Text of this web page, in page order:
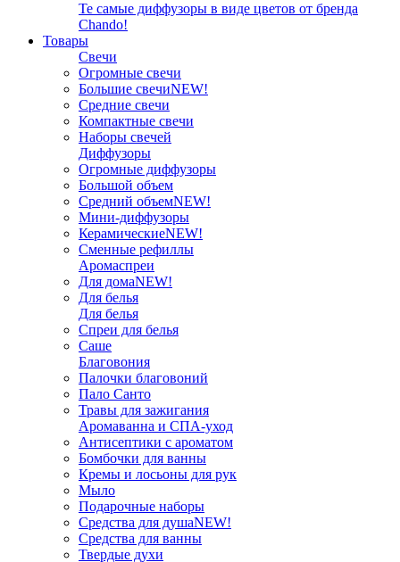
Те самые диффузоры в виде цветов от бренда
Chando!
Товары
Свечи
Огромные свечи
Большие свечиNEW!
Средние свечи
Компактные свечи
Наборы свечей
Диффузоры
Огромные диффузоры
Большой объем
Средний объемNEW!
Мини-диффузоры
КерамическиеNEW!
Сменные рефиллы
Аромаспреи
Для домаNEW!
Для белья
Для белья
Спреи для белья
Саше
Благовония
Палочки благовоний
Пало Санто
Травы для зажигания
Аромаванна и СПА-уход
Антисептики с ароматом
Бомбочки для ванны
Кремы и лосьоны для рук
Мыло
Подарочные наборы
Средства для душаNEW!
Средства для ванны
Твердые духи